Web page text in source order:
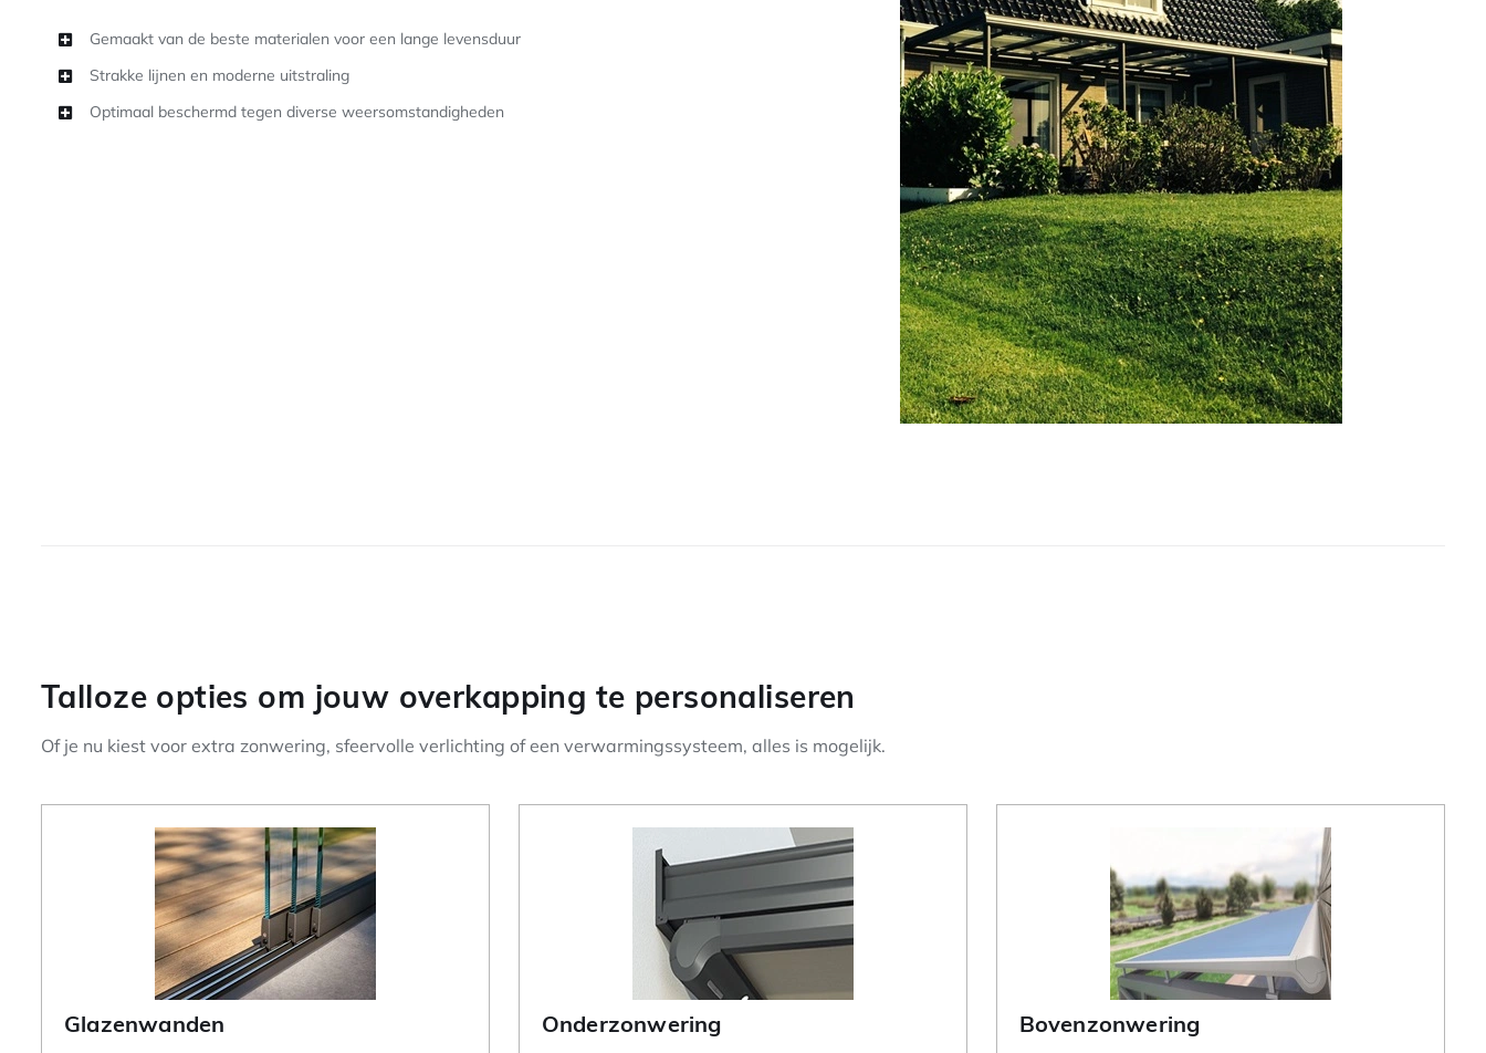
Gemaakt van de beste materialen voor een lange levensduur
Strakke lijnen en moderne uitstraling
Optimaal beschermd tegen diverse weersomstandigheden
Talloze opties om jouw overkapping te personaliseren
Of je nu kiest voor extra zonwering, sfeervolle verlichting of een verwarmingssysteem, alles is mogelijk.
Glazenwanden Onderzonwering Bovenzonwering